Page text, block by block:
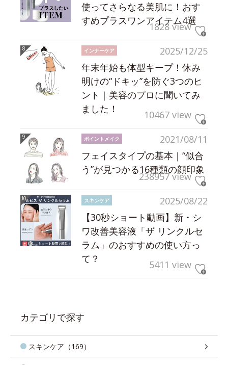
使ってさらなる美肌に！おす
すめプラスワンアイテム4選
1828 view
2025/12/25
インナーケア
年末年始も体型キープ！休み
明けの“ドキッ”を防ぐ3つのヒ
ント｜美容のプロに聞いてみ
ました！
10467 view
2021/08/11
ポイントメイク
フェイスタイプの基本｜“似合
う”が見つかる16種類の顔印象
238957 view
2025/08/22
スキンケア
【30秒ショート動画】新・シ
ワ改善美容液「ザ リンクルセ
ラム」のおすすめの使い方っ
て？
5411 view
カテゴリで探す
スキンケア（169）